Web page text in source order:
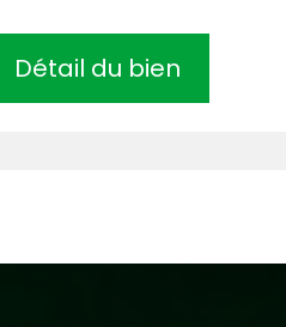
Détail du bien